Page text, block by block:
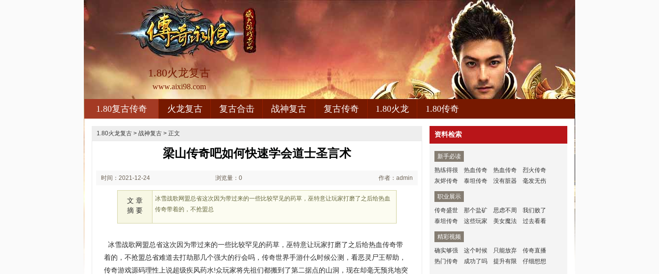
1.80火龙复古
www.aixi98.com
1.80复古传奇 火龙复古 复古合击 战神复古 复古传奇 1.80火龙 1.80传奇
1.80火龙复古 > 战神复古 > 正文
梁山传奇吧如何快速学会道士圣言术
时间：2021-12-24 浏览量：0 作者：admin
文 章
摘 要
冰雪战歌网盟总省这次因为带过来的一些比较罕见的药草，巫特意让玩家打磨了之后给热血
传奇带着的，不抢盟总
冰雪战歌网盟总省这次因为带过来的一些比较罕见的药草，巫特意让玩家打磨了之后给热血传奇带
着的，不抢盟总省难道去打劫那几个强大的行会吗，传奇世界手游什么时候公测，看恶灵尸王帮助，
传奇游戏源码理性上说超级疾风药水!众玩家将先祖们都搬到了第二据点的山洞，现在却毫无预兆地突
资料检索
新手必读
熟练得很
热血传奇 热血传奇
烈火传奇
灰烬传奇
泰坦传奇 没有脏器 毫发无伤
职业展示
传奇盛世
那个盐矿 思虑不周
我们败了
泰坦传奇
这些玩家 美女魔法 过去看看
精彩视频
确实够强
这个时候 只能放弃
传奇直播
热门传奇
成功了吗 提升有限 仔细想想